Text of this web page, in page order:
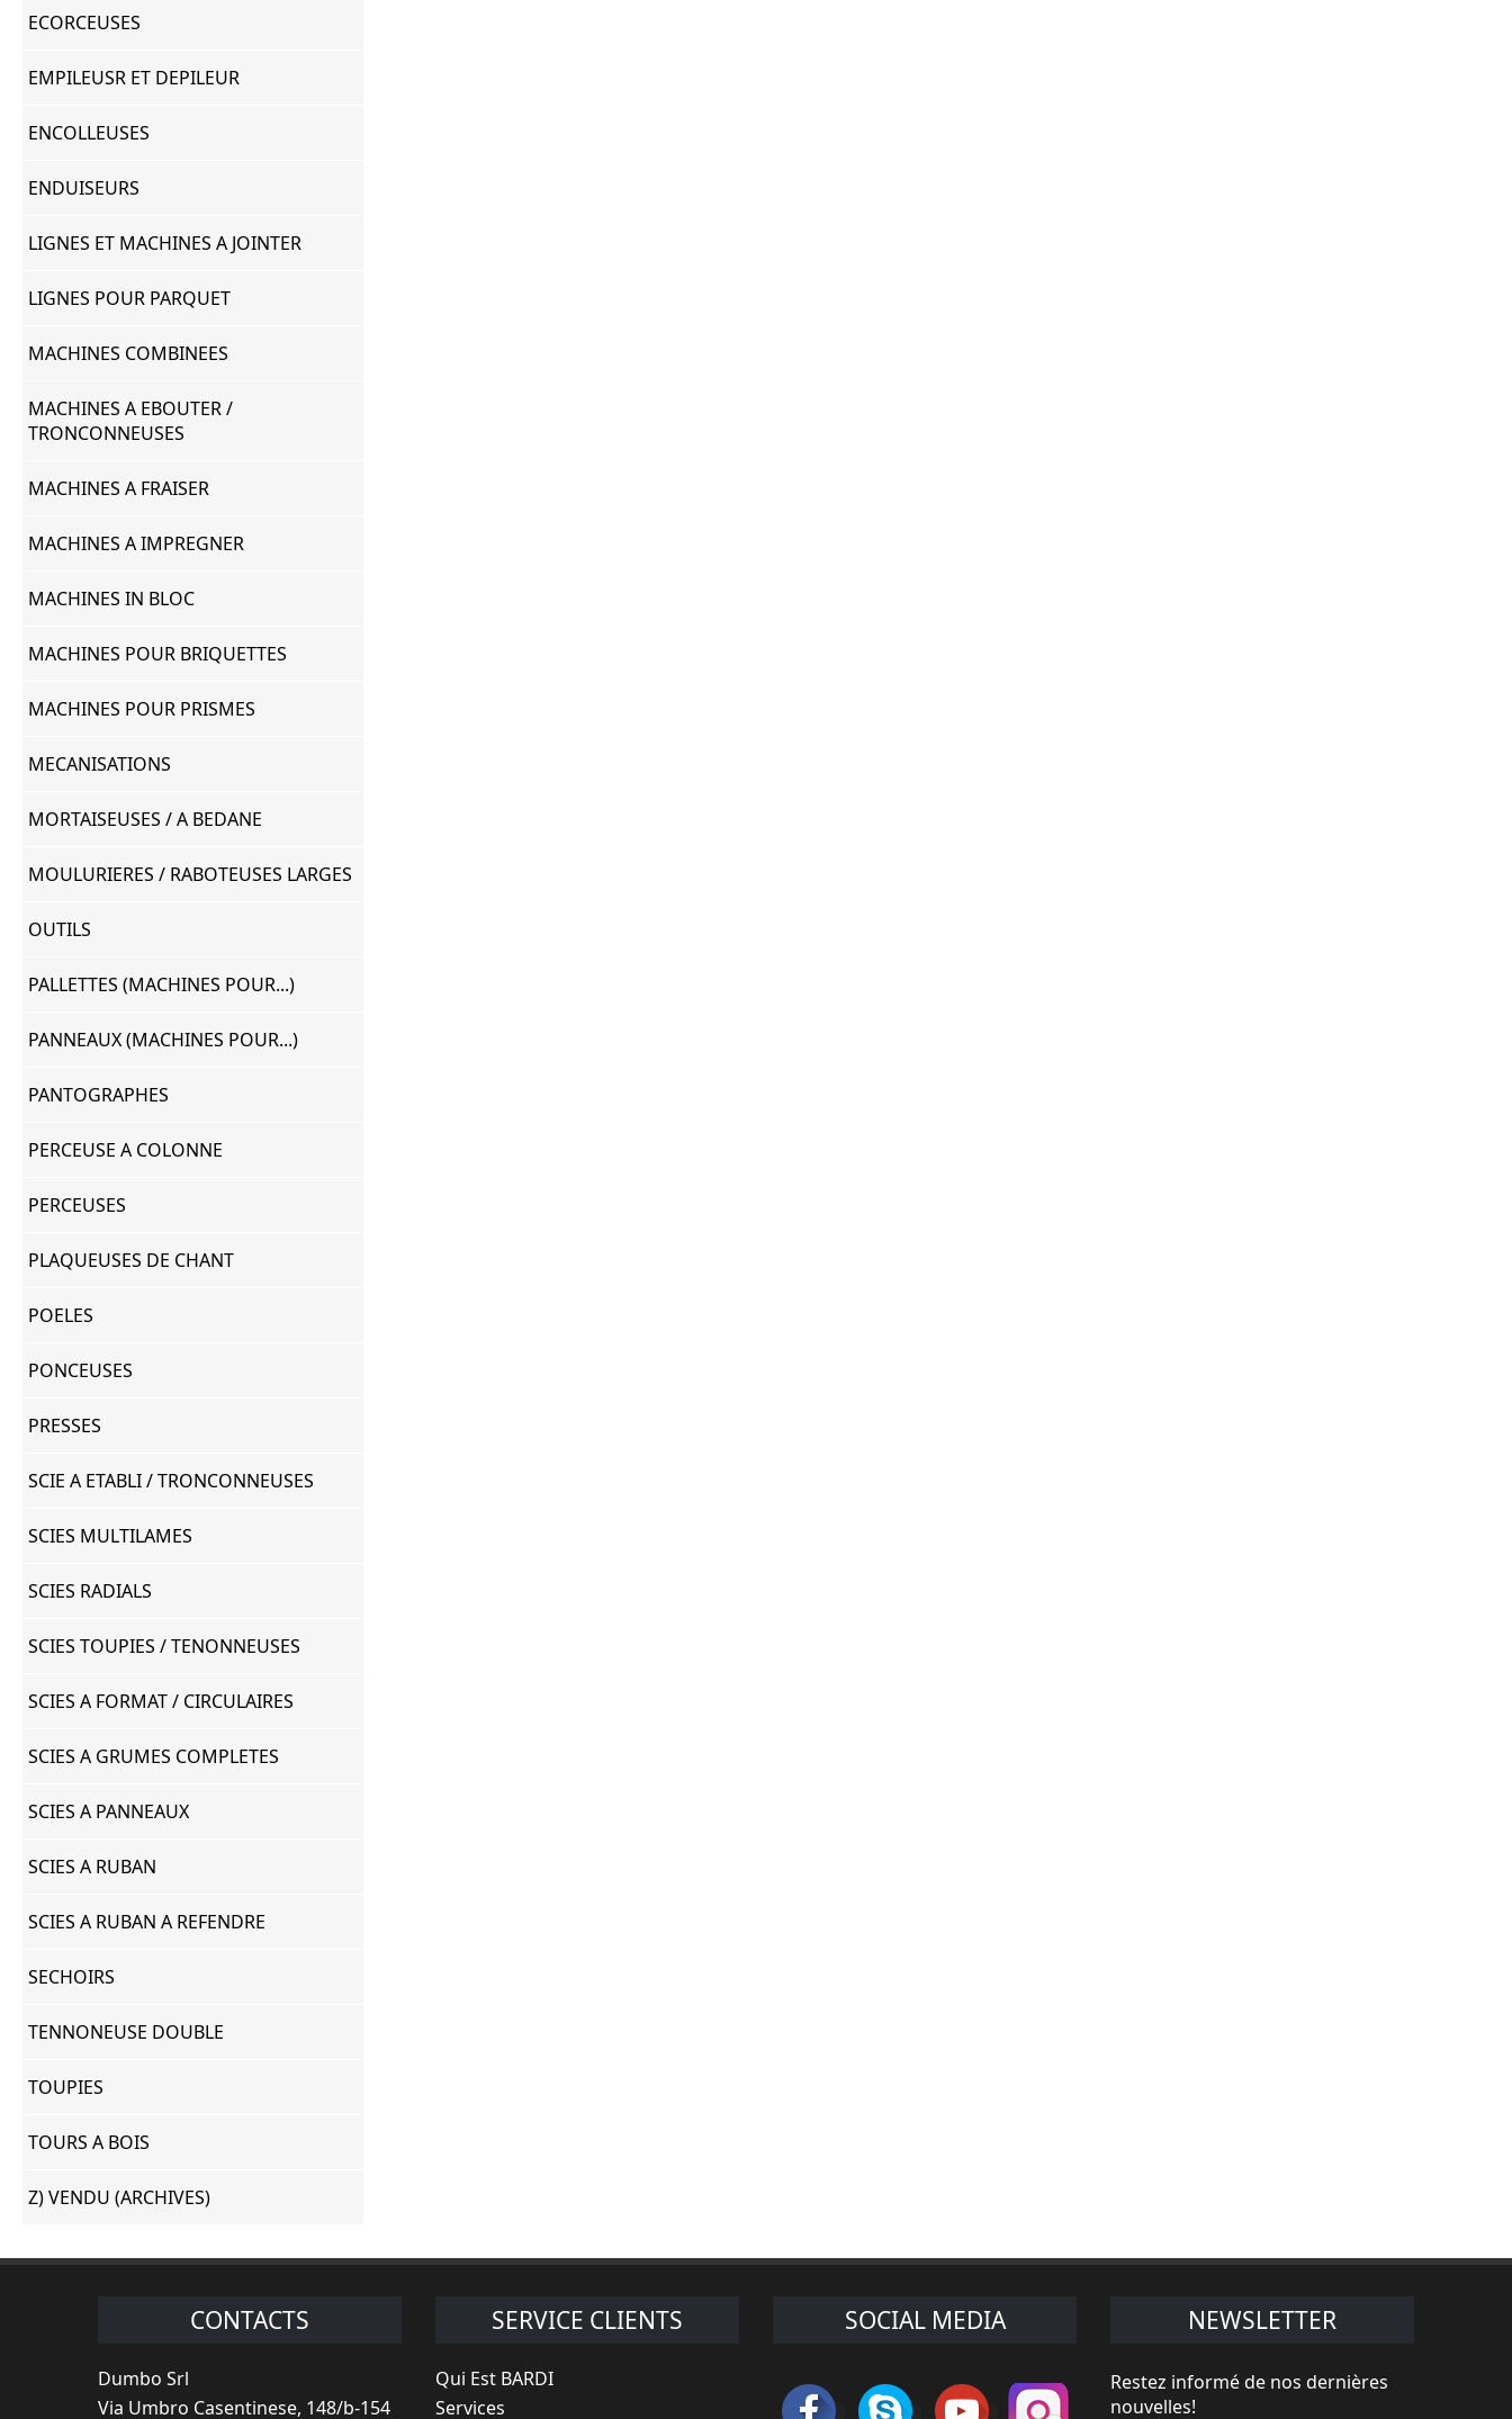
ECORCEUSES
EMPILEUSR ET DEPILEUR
ENCOLLEUSES
ENDUISEURS
LIGNES ET MACHINES A JOINTER
LIGNES POUR PARQUET
MACHINES COMBINEES
MACHINES A EBOUTER /
TRONCONNEUSES
MACHINES A FRAISER
MACHINES A IMPREGNER
MACHINES IN BLOC
MACHINES POUR BRIQUETTES
MACHINES POUR PRISMES
MECANISATIONS
MORTAISEUSES / A BEDANE
MOULURIERES / RABOTEUSES LARGES
OUTILS
PALLETTES (MACHINES POUR...)
PANNEAUX (MACHINES POUR...)
PANTOGRAPHES
PERCEUSE A COLONNE
PERCEUSES
PLAQUEUSES DE CHANT
POELES
PONCEUSES
PRESSES
SCIE A ETABLI / TRONCONNEUSES
SCIES MULTILAMES
SCIES RADIALS
SCIES TOUPIES / TENONNEUSES
SCIES A FORMAT / CIRCULAIRES
SCIES A GRUMES COMPLETES
SCIES A PANNEAUX
SCIES A RUBAN
SCIES A RUBAN A REFENDRE
SECHOIRS
TENNONEUSE DOUBLE
TOUPIES
TOURS A BOIS
Z) VENDU (ARCHIVES)
CONTACTS
Dumbo Srl
Via Umbro Casentinese, 148/b-154
SERVICE CLIENTS
Qui Est BARDI
Services
SOCIAL MEDIA NEWSLETTER
Restez informé de nos dernières
nouvelles!